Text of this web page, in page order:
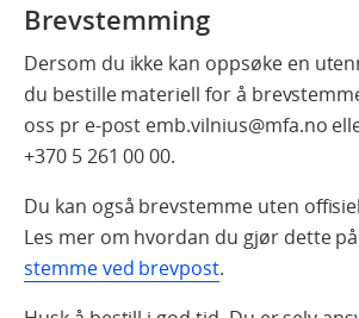
Brevstemming
Dersom du ikke kan oppsøke en
du bestille materiell for å
oss pr e-post emb.vilnius@mfa.no
+370 5 261 00 00.
Du kan også brevstemme uten
Les mer om hvordan du gjør dette
stemme ved brevpost.